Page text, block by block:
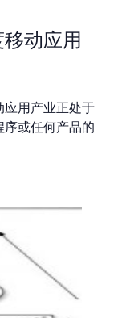
动应用
应用产业正处于
或任何产品的